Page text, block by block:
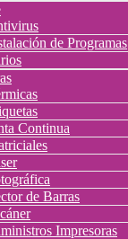
de Programas
Continua
de Barras
Impresoras